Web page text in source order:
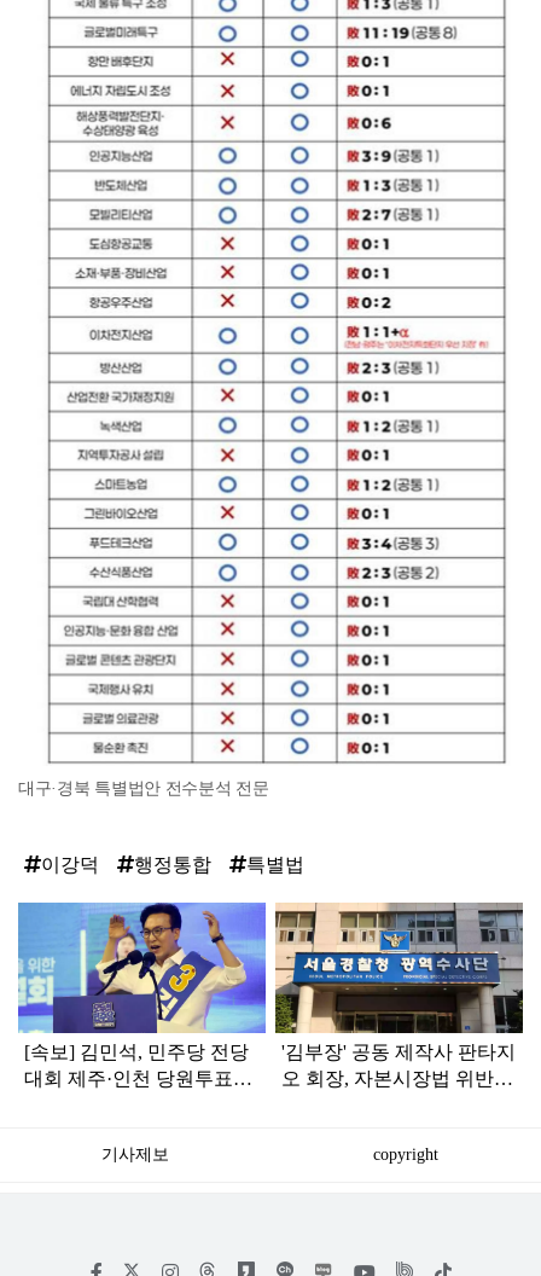
대구·경북 특별법안 전수분석 전문
이강덕 행정통합 특별법
인
[속보] 김민석, 민주당 전당
대회 제주·인천 당원투표서
'김부장' 공동 제작사 판타지
오 회장, 자본시장법 위반
기사제보 copyright
페 인 위 틱